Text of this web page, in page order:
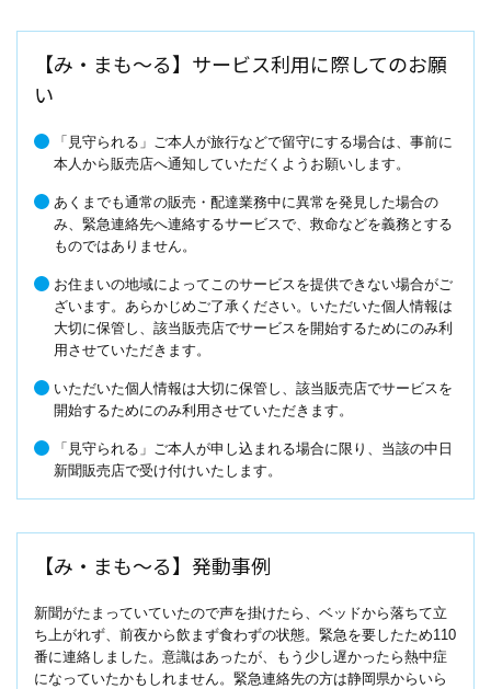
【み・まも～る】サービス利用に際してのお願
い
「見守られる」ご本人が旅行などで留守にする場合は、事前に
本人から販売店へ通知していただくようお願いします。
あくまでも通常の販売・配達業務中に異常を発見した場合の
み、緊急連絡先へ連絡するサービスで、救命などを義務とする
ものではありません。
お住まいの地域によってこのサービスを提供できない場合がご
ざいます。あらかじめご了承ください。いただいた個人情報は
大切に保管し、該当販売店でサービスを開始するためにのみ利
用させていただきます。
いただいた個人情報は大切に保管し、該当販売店でサービスを
開始するためにのみ利用させていただきます。
「見守られる」ご本人が申し込まれる場合に限り、当該の中日
新聞販売店で受け付けいたします。
【み・まも～る】発動事例
新聞がたまっていていたので声を掛けたら、ベッドから落ちて立
ち上がれず、前夜から飲まず食わずの状態。緊急を要したため110
番に連絡しました。意識はあったが、もう少し遅かったら熱中症
になっていたかもしれません。緊急連絡先の方は静岡県からいら